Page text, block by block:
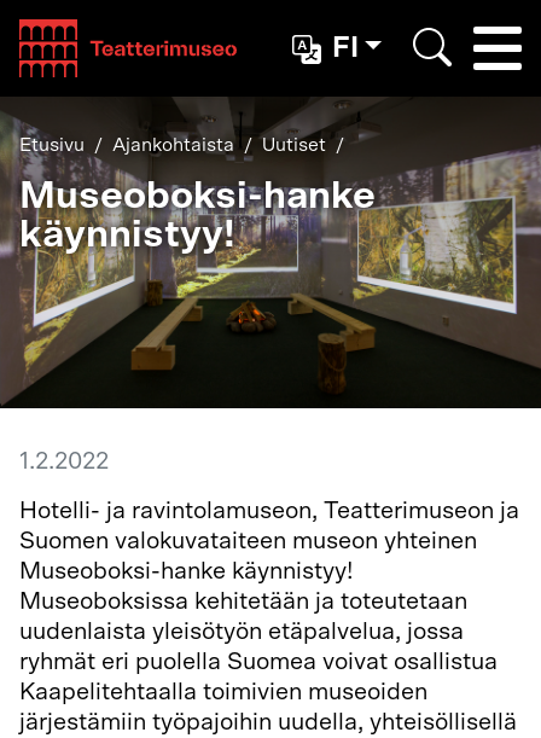
Teatterimuseo
FI
Etusivu Ajankohtaista Uutiset
Museoboksi-hanke
käynnistyy!
1.2.2022
Hotelli- ja ravintolamuseon, Teatterimuseon ja
Suomen valokuvataiteen museon yhteinen
Museoboksi-hanke käynnistyy!
Museoboksissa kehitetään ja toteutetaan
uudenlaista yleisötyön etäpalvelua, jossa
ryhmät eri puolella Suomea voivat osallistua
Kaapelitehtaalla toimivien museoiden
järjestämiin työpajoihin uudella, yhteisöllisellä